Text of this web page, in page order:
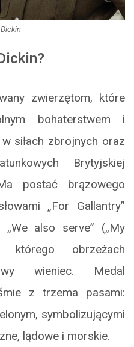
zwierzętom, które
bohaterstwem i
siłach zbrojnych oraz
Brytyjskiej
postać brązowego
„For Gallantry”
„We also serve” („My
którego obrzeżach
wieniec. Medal
z trzema pasami:
symbolizującymi
lądowe i morskie.